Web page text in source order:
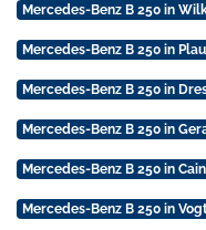
Mercedes-Benz B 250 in
Mercedes-Benz B 250 in
Mercedes-Benz B 250 in
Mercedes-Benz B 250 in
Mercedes-Benz B 250 in
Mercedes-Benz B 250 in